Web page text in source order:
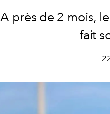
A près de 2 mois,
fait